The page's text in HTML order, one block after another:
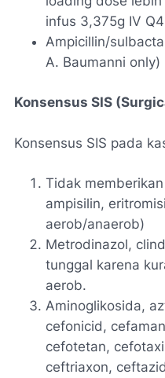
infus 3,375g IV
Ampicillin/
A. Baumanni only)
Konsensus SIS
Konsensus SIS pada
Tidak
ampisilin,
aerob/anaerob)
Metrodinazol,
tunggal karena
aerob.
Aminoglikosida,
cefonicid,
cefotetan,
ceftriaxon,